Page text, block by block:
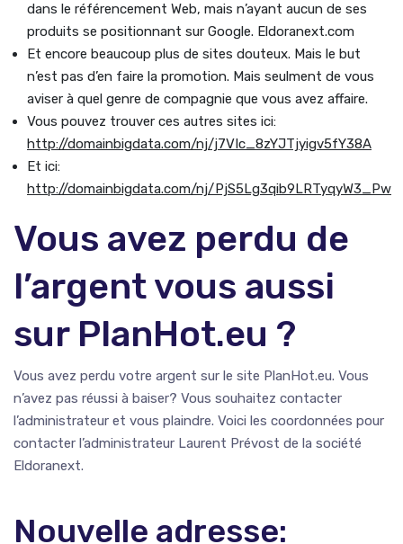
dans le référencement Web, mais n’ayant aucun de ses
produits se positionnant sur Google. Eldoranext.com
Et encore beaucoup plus de sites douteux. Mais le but
n’est pas d’en faire la promotion. Mais seulment de vous
aviser à quel genre de compagnie que vous avez affaire.
Vous pouvez trouver ces autres sites ici:
http://domainbigdata.com/nj/j7VIc_8zYJTjyigv5fY38A
Et ici:
http://domainbigdata.com/nj/PjS5Lg3qib9LRTyqyW3_Pw
Vous avez perdu de
l’argent vous aussi
sur PlanHot.eu ?
Vous avez perdu votre argent sur le site PlanHot.eu. Vous
n’avez pas réussi à baiser? Vous souhaitez contacter
l’administrateur et vous plaindre. Voici les coordonnées pour
contacter l’administrateur Laurent Prévost de la société
Eldoranext.
Nouvelle adresse: